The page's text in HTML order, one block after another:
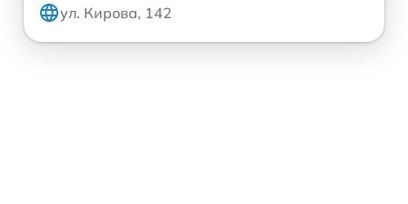
ул. Кирова, 142